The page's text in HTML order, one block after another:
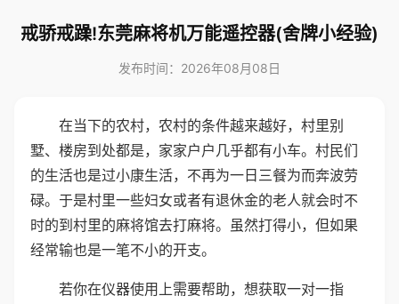
戒骄戒躁!东莞麻将机万能遥控器(舍牌小经验)
发布时间：2026年08月08日
在当下的农村，农村的条件越来越好，村里别
墅、楼房到处都是，家家户户几乎都有小车。村民们
的生活也是过小康生活，不再为一日三餐为而奔波劳
碌。于是村里一些妇女或者有退休金的老人就会时不
时的到村里的麻将馆去打麻将。虽然打得小，但如果
经常输也是一笔不小的开支。
若你在仪器使用上需要帮助，想获取一对一指